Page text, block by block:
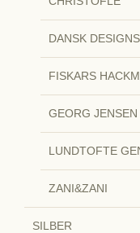
DANSK DESIGNS
FISKARS
GEORG JENSEN
LUNDTOFTE
ZANI&ZANI
SILBER